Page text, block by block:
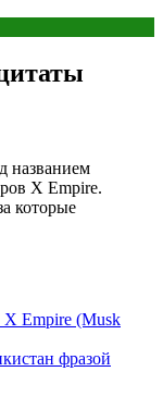
названием
X Empire.
которые
X Empire (Musk
фразой